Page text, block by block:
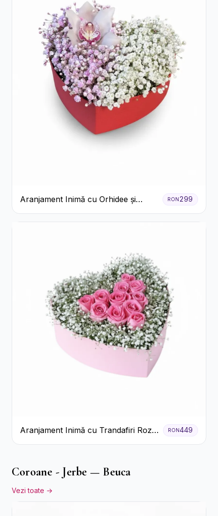
Aranjament Inimă cu Orhidee și
Floarea Miresei
RON299
Aranjament Inimă cu Trandafiri Roz
și Gypsophila Albă
RON449
Coroane - Jerbe — Beuca
Vezi toate →